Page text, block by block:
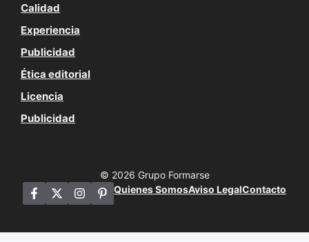
Calidad
Experiencia
Publicidad
Ética editorial
Licencia
Publicidad
© 2026 Grupo Formarse
Quienes SomosAviso LegalContacto